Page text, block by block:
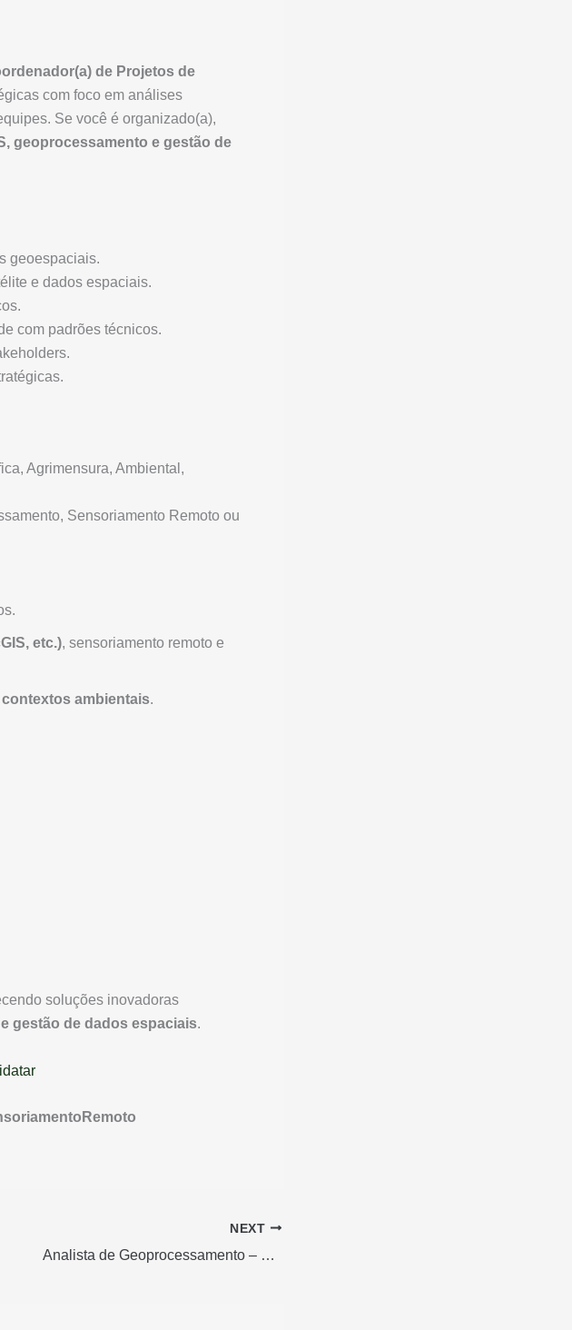
de Projetos de
com foco em análises
Se você é organizado(a),
geoprocessamento e gestão de
geoespaciais.
e dados espaciais.
com padrões técnicos.
Agrimensura, Ambiental,
Sensoriamento Remoto ou
etc.), sensoriamento remoto e
ambientais.
soluções inovadoras
gestão de dados espaciais.
NEXT
Analista de Geoprocessamento – Diagonal Social (Vaga Presencial – São Paulo/SP)